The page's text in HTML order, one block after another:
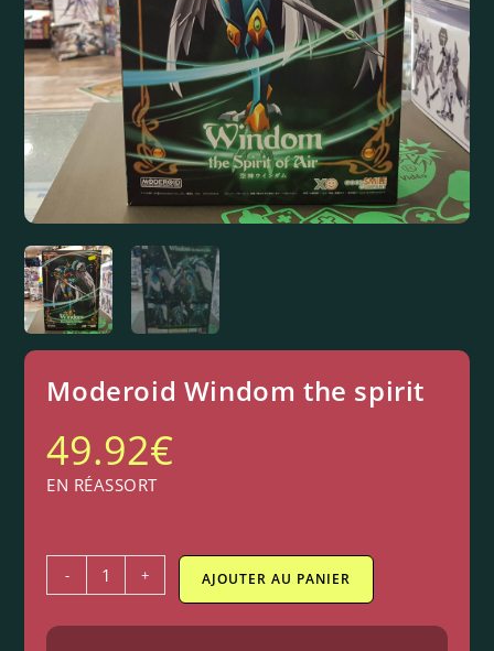
Moderoid Windom the spirit
49.92€
EN RÉASSORT
- + AJOUTER AU PANIER